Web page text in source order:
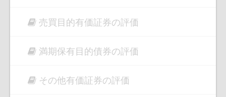
売買目的有価証券の評価
満期保有目的債券の評価
その他有価証券の評価